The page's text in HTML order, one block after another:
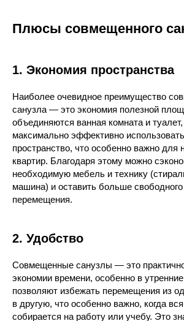
Плюсы совмещенного
1. Экономия пространства
Наиболее очевидное преимущество
санузла — это экономия полезной
объединяются ванная комната и
максимально эффективно
пространство, что особенно важно для
квартир. Благодаря этому можно
необходимую мебель и технику
машина) и оставить больше
перемещения.
2. Удобство
Совмещенные санузлы — это
экономии времени, особенно в
позволяют избежать перемещения из
в другую, что особенно важно, когда
собирается на работу или учебу. Это